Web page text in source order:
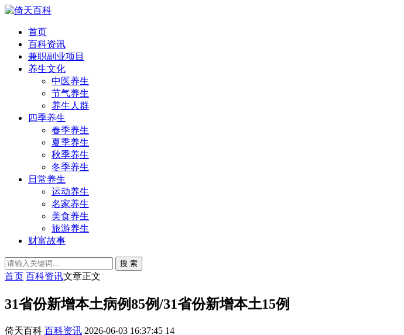
首页
百科资讯
兼职副业项目
养生文化
中医养生
节气养生
养生人群
四季养生
春季养生
夏季养生
秋季养生
冬季养生
日常养生
运动养生
名家养生
美食养生
旅游养生
财富故事
搜 索
首页 百科资讯文章正文
31省份新增本土病例85例/31省份新增本土15例
倚天百科 百科资讯 2026-06-03 16:37:45 14